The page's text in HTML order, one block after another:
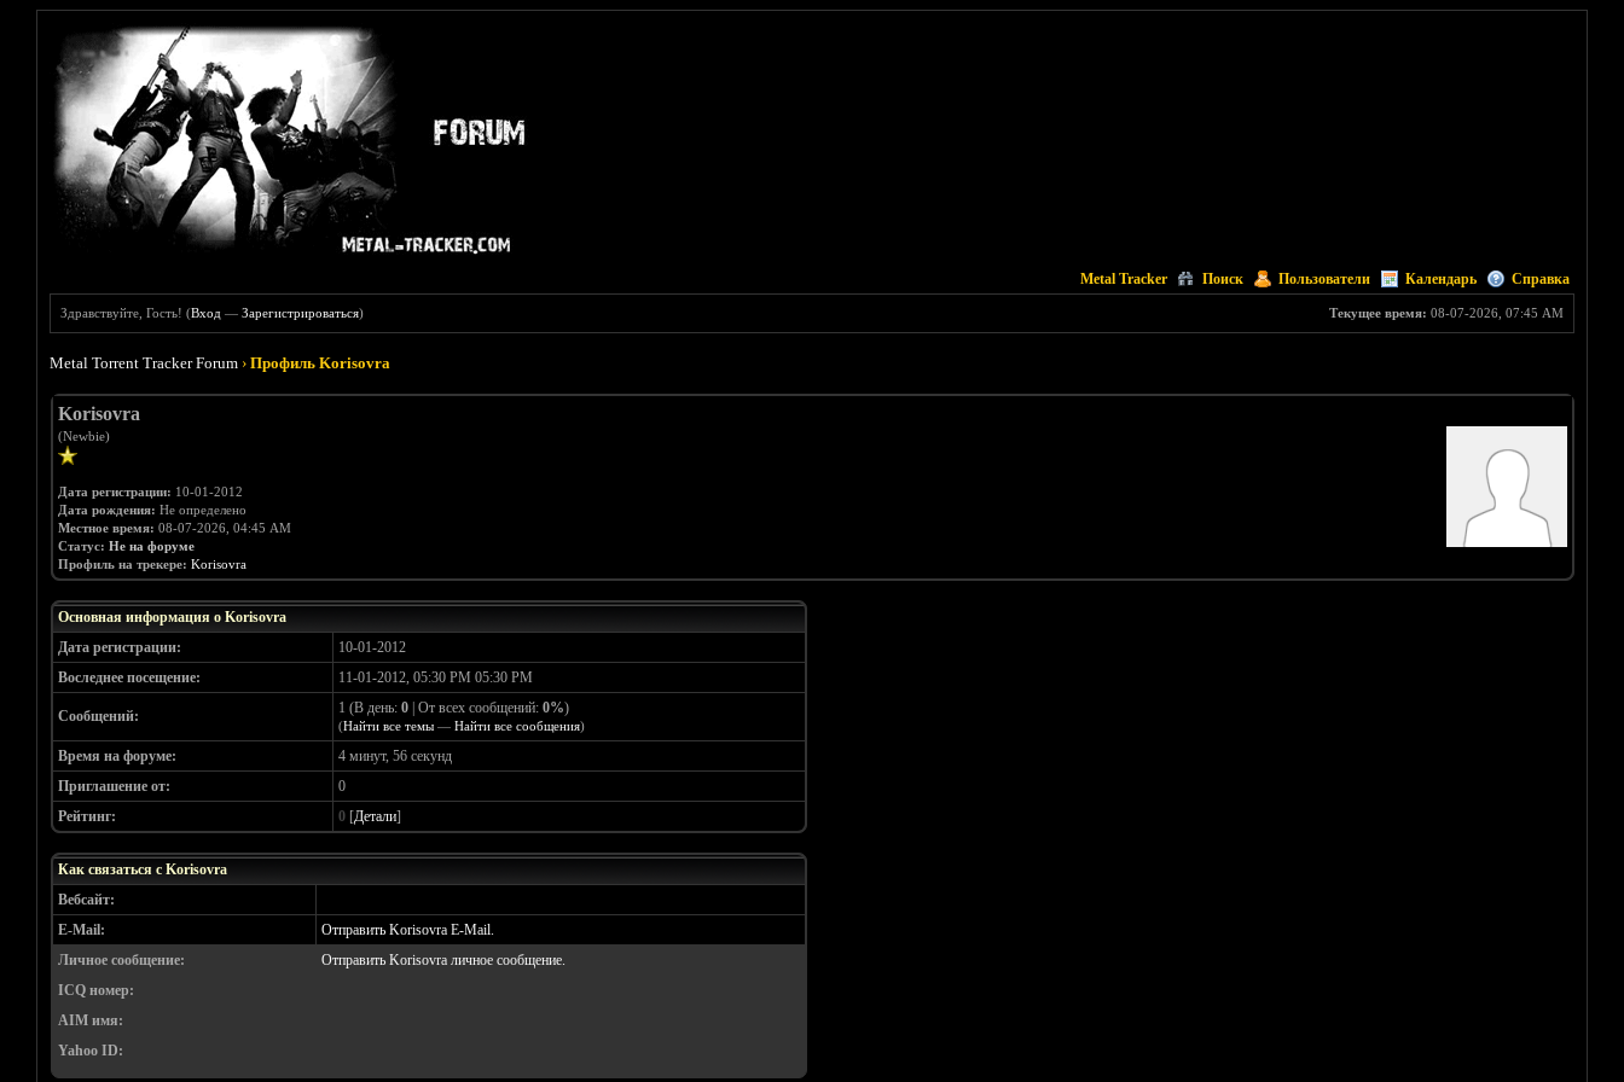
Metal Tracker Поиск Пользователи Календарь Справка
Текущее время: 08-07-2026, 07:45 AM
Здравствуйте, Гость! (Вход —Зарегистрироваться)
Metal Torrent Tracker Forum ›Профиль Korisovra
Korisovra
(Newbie)
Дата регистрации: 10-01-2012
Дата рождения: Не определено
Местное время: 08-07-2026, 04:45 AM
Статус: Не на форуме
Профиль на трекере: Korisovra
Основная информация о Korisovra
Дата регистрации:
10-01-2012
Воследнее посещение:
11-01-2012, 05:30 PM 05:30 PM
Сообщений: 1 (В день: 0| От всех сообщений: 0%)
(Найти все темы— Найти все сообщения)
Время на форуме:
4 минут, 56 секунд
Приглашение от:
0
Рейтинг:
0 [Детали]
Как связаться с Korisovra
Вебсайт:
E-Mail:
Отправить Korisovra E-Mail.
Личное сообщение:
Отправить Korisovra личное сообщение.
ICQ номер:
AIM имя:
Yahoo ID: